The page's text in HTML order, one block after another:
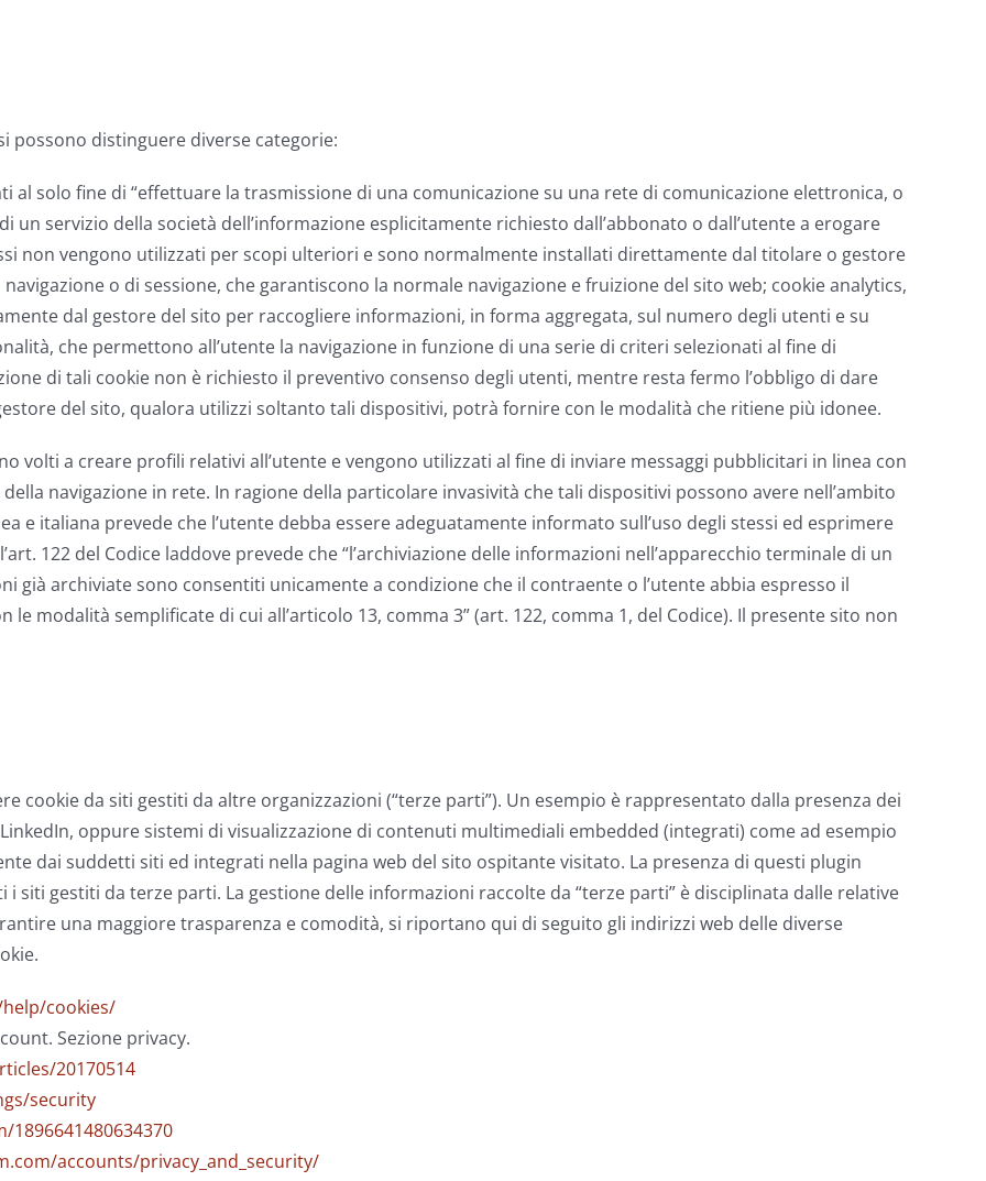
possono distinguere diverse categorie:
al solo fine di “effettuare la trasmissione di una comunicazione su una rete di comunicazione elettronica, o
servizio della società dell’informazione esplicitamente richiesto dall’abbonato o dall’utente a erogare
non vengono utilizzati per scopi ulteriori e sono normalmente installati direttamente dal titolare o gestore
o di sessione, che garantiscono la normale navigazione e fruizione del sito web; cookie analytics,
dal gestore del sito per raccogliere informazioni, in forma aggregata, sul numero degli utenti e su
che permettono all’utente la navigazione in funzione di una serie di criteri selezionati al fine di
di tali cookie non è richiesto il preventivo consenso degli utenti, mentre resta fermo l’obbligo di dare
del sito, qualora utilizzi soltanto tali dispositivi, potrà fornire con le modalità che ritiene più idonee.
volti a creare profili relativi all’utente e vengono utilizzati al fine di inviare messaggi pubblicitari in linea con
navigazione in rete. In ragione della particolare invasività che tali dispositivi possono avere nell’ambito
e italiana prevede che l’utente debba essere adeguatamente informato sull’uso degli stessi ed esprimere
122 del Codice laddove prevede che “l’archiviazione delle informazioni nell’apparecchio terminale di un
già archiviate sono consentiti unicamente a condizione che il contraente o l’utente abbia espresso il
modalità semplificate di cui all’articolo 13, comma 3” (art. 122, comma 1, del Codice). Il presente sito non
cookie da siti gestiti da altre organizzazioni (“terze parti”). Un esempio è rappresentato dalla presenza dei
oppure sistemi di visualizzazione di contenuti multimediali embedded (integrati) come ad esempio
dai suddetti siti ed integrati nella pagina web del sito ospitante visitato. La presenza di questi plugin
siti gestiti da terze parti. La gestione delle informazioni raccolte da “terze parti” è disciplinata dalle relative
una maggiore trasparenza e comodità, si riportano qui di seguito gli indirizzi web delle diverse
cookies/
Sezione privacy.
20170514
security
accounts/privacy_and_security/